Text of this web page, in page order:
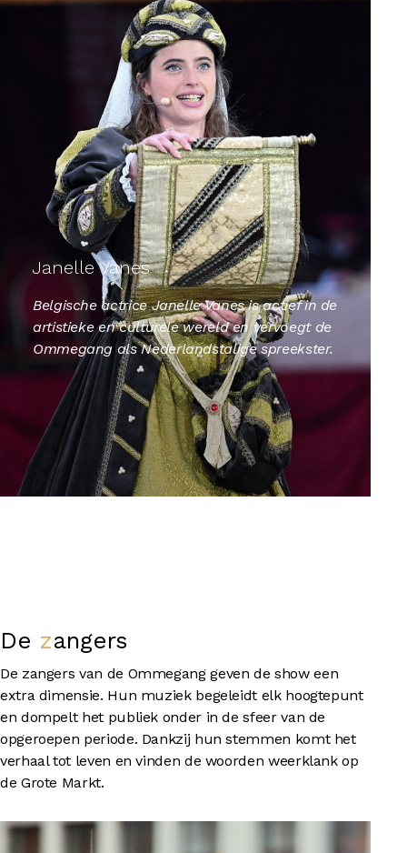
Janelle Vanes
Belgische actrice Janelle Vanes is actief in de
artistieke en culturele wereld en vervoegt de
Ommegang als Nederlandstalige spreekster.
De zangers
De zangers van de Ommegang geven de show een
extra dimensie. Hun muziek begeleidt elk hoogtepunt
en dompelt het publiek onder in de sfeer van de
opgeroepen periode. Dankzij hun stemmen komt het
verhaal tot leven en vinden de woorden weerklank op
de Grote Markt.